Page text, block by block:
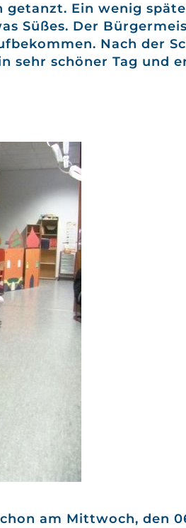
Ein wenig
Süßes. Der
Nach der
sehr schöner Tag und
am Mittwoch, den